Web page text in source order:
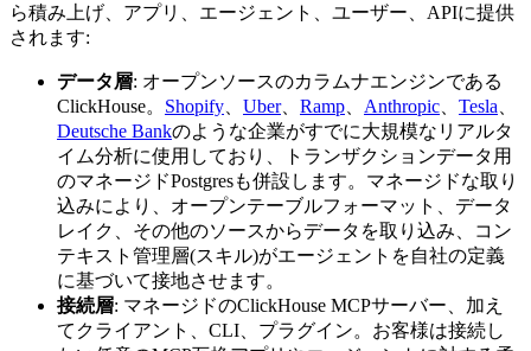
ら積み上げ、アプリ、エージェント、ユーザー、APIに提供
されます:
データ層: オープンソースのカラムナエンジンである
ClickHouse。 Shopify Uber、 Ramp Anthropic Tesla
Deutsche Bankのような企業がすでに大規模なリアルタ
イム分析に使用しており、トランザクションデータ用
のマネージドPostgresも併設します。マネージドな取り
込みにより、オープンテーブルフォーマット、データ
レイク、その他のソースからデータを取り込み、コン
テキスト管理層(スキル)がエージェントを自社の定義
に基づいて接地させます。
接続層: マネージドのClickHouse MCPサーバー、加え
てクライアント、CLI、プラグイン。お客様は接続し